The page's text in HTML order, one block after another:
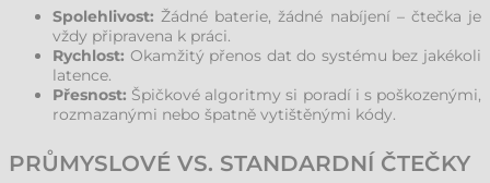
Spolehlivost: Žádné baterie, žádné nabíjení – čtečka je
vždy připravena k práci.
Rychlost: Okamžitý přenos dat do systému bez jakékoli
latence.
Přesnost: Špičkové algoritmy si poradí i s poškozenými,
rozmazanými nebo špatně vytištěnými kódy.
PRŮMYSLOVÉ VS. STANDARDNÍ ČTEČKY